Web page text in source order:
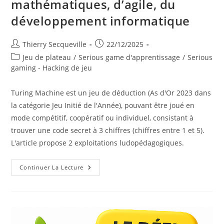
mathématiques, d’agile, du
développement informatique
Auteur/autrice
de
la
publication :
Thierry Secqueville
Publication
publiée :
22/12/2025
Post
category:
Jeu de plateau / Serious game d'apprentissage / Serious
gaming - Hacking de jeu
Turing Machine est un jeu de déduction (As d'Or 2023 dans
la catégorie Jeu Initié de l'Année), pouvant être joué en
mode compétitif, coopératif ou individuel, consistant à
trouver une code secret à 3 chiffres (chiffres entre 1 et 5).
L'article propose 2 exploitations ludopédagogiques.
Continuer La Lecture Le
Jeu
Mathématiques,